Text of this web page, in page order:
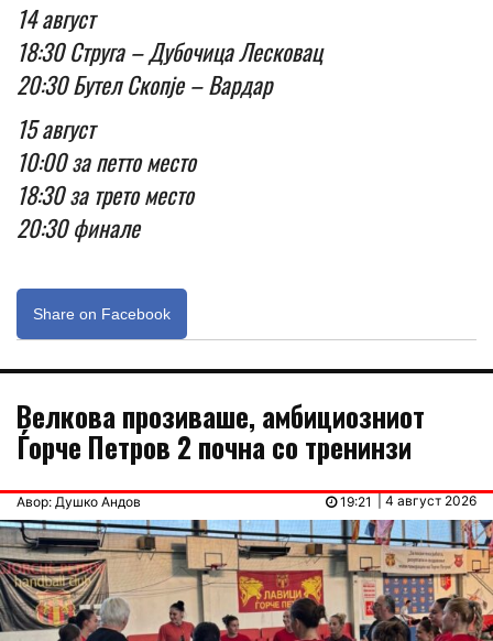
14 август
18:30 Струга – Дубочица Лесковац
20:30 Бутел Скопје – Вардар
15 август
10:00 за петто место
18:30 за трето место
20:30 финале
Share on Facebook
Велкова прозивашe, амбициозниот
Ѓорче Петров 2 почна со тренинзи
Авор: Душко Андов | 4 август 2026
19:21